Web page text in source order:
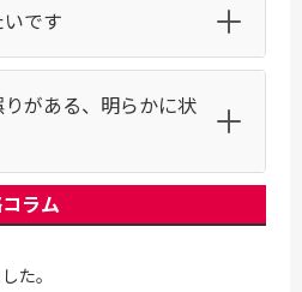
です
がある、明らかに状
ラム
た。